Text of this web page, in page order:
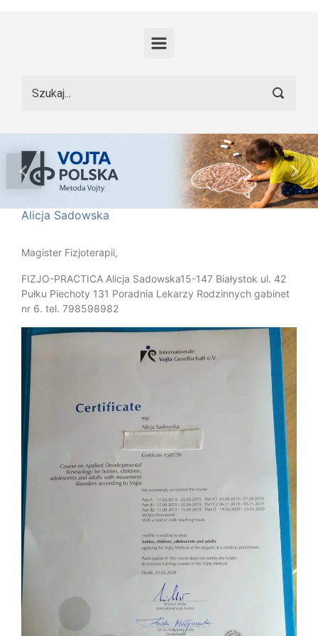
Previous Next
Alicja Sadowska
Magister Fizjoterapii,
FIZJO-PRACTICA Alicja Sadowska15-147 Białystok ul. 42
Pułku Piechoty 131 Poradnia Lekarzy Rodzinnych gabinet
nr 6. tel. 798598982